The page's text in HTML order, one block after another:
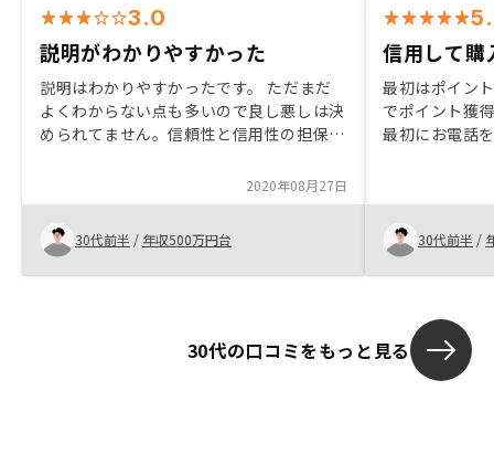
3.0
説明がわかりやすかった
説明はわかりやすかったです。 ただまだ
よくわからない点も多いので良し悪しは決
められてません。信頼性と信用性の担保が
2020年08月27日
30代前半 / 年収500万円台
信用して購
最初はポイン
でポイント獲
最初にお電話
でも丁寧に返
て購入するこ
会社と比較し
信用できると
で知るまで
RENOSYとい
もっともっと
30代前半 /
30代の口コミをもっと見る